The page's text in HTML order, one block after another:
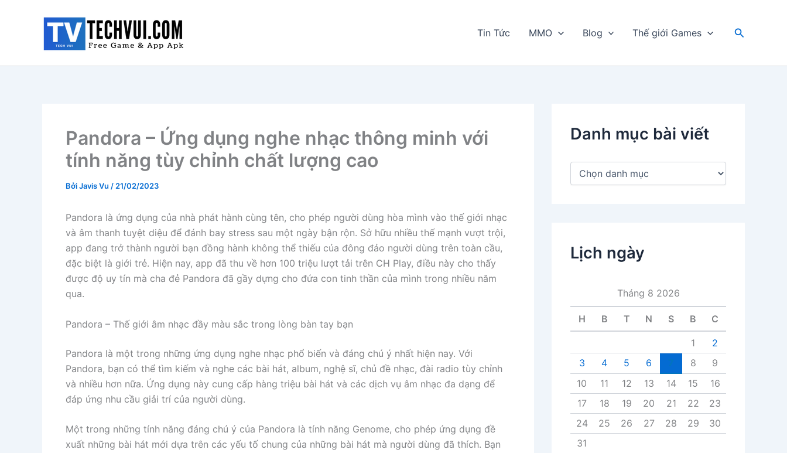
Tin Tức MMO Blog Thế giới Games
Tìm
Pandora – Ứng dụng nghe nhạc thông minh với
tính năng tùy chỉnh chất lượng cao
BởiJavis Vu / 21/02/2023
Pandora là ứng dụng của nhà phát hành cùng tên, cho phép người dùng hòa mình vào thế giới nhạc
và âm thanh tuyệt diệu để đánh bay stress sau một ngày bận rộn. Sở hữu nhiều thế mạnh vượt trội,
app đang trở thành người bạn đồng hành không thể thiếu của đông đảo người dùng trên toàn cầu,
đặc biệt là giới trẻ. Hiện nay, app đã thu về hơn 100 triệu lượt tải trên CH Play, điều này cho thấy
được độ uy tín mà cha đẻ Pandora đã gầy dựng cho đứa con tinh thần của mình trong nhiều năm
qua.
Pandora – Thế giới âm nhạc đầy màu sắc trong lòng bàn tay bạn
Pandora là một trong những ứng dụng nghe nhạc phổ biến và đáng chú ý nhất hiện nay. Với
Pandora, bạn có thể tìm kiếm và nghe các bài hát, album, nghệ sĩ, chủ đề nhạc, đài radio tùy chỉnh
và nhiều hơn nữa. Ứng dụng này cung cấp hàng triệu bài hát và các dịch vụ âm nhạc đa dạng để
đáp ứng nhu cầu giải trí của người dùng.
Một trong những tính năng đáng chú ý của Pandora là tính năng Genome, cho phép ứng dụng đề
xuất những bài hát mới dựa trên các yếu tố chung của những bài hát mà người dùng đã thích. Bạn
Danh mục bài viết
D
b
à
ế
Lịch ngày
Tháng 8 2026
H B T N S B C
1
2
3
4 5 6 8
9
10
11 12 13 14 15
16
17
18 19 20 21 22
23
24
25 26 27 28 29
30
31